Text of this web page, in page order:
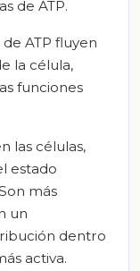
de ATP.
ATP fluyen
la célula,
funciones
las células,
estado
más
un
dentro
activa.